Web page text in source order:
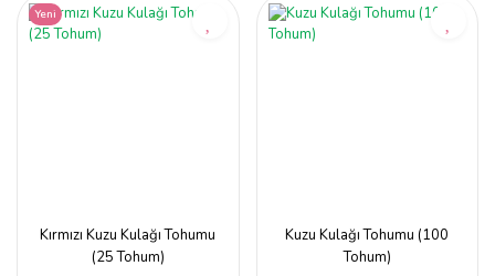
Yeni
Kırmızı Kuzu Kulağı Tohumu
(25 Tohum)
Kuzu Kulağı Tohumu (100
Tohum)